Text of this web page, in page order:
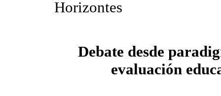
Horizontes
Debate desde
evaluación